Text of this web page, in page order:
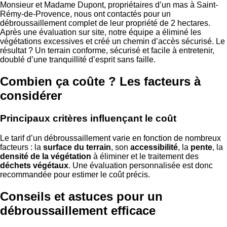
Monsieur et Madame Dupont, propriétaires d’un mas à Saint-
Rémy-de-Provence, nous ont contactés pour un
débroussaillement complet de leur propriété de 2 hectares.
Après une évaluation sur site, notre équipe a éliminé les
végétations excessives et créé un chemin d’accès sécurisé. Le
résultat ? Un terrain conforme, sécurisé et facile à entretenir,
doublé d’une tranquillité d’esprit sans faille.
Combien ça coûte ? Les facteurs à
considérer
Principaux critères influençant le coût
Le tarif d’un débroussaillement varie en fonction de nombreux
facteurs : la surface du terrain, son accessibilité, la pente, la
densité de la végétation à éliminer et le traitement des
déchets végétaux. Une évaluation personnalisée est donc
recommandée pour estimer le coût précis.
Conseils et astuces pour un
débroussaillement efficace